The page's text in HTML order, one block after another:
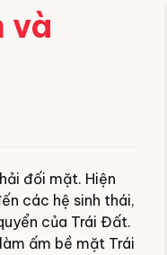
và
đối mặt. Hiện
các hệ sinh thái,
của Trái Đất.
ấm bề mặt Trái